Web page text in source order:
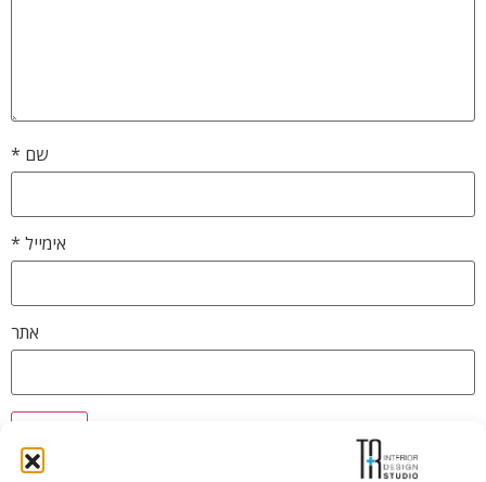
שם *
אימייל *
אתר